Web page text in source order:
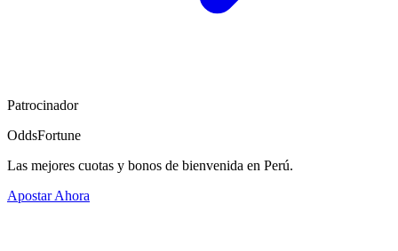
Patrocinador
OddsFortune
Las mejores cuotas y bonos de bienvenida en Perú.
Apostar Ahora